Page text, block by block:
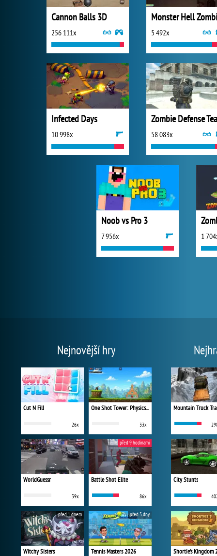
Cannon Balls 3D
256 111x 5 492x
Infected Days
10 998x
Zombie Defense
58 083x
Noob vs Pro 3
7 956x 1
Nejnovější hry
Cut N Fill
26x
One Shot Tower: Physics Destroyer
33x
WorldGuessr
39x
Battle Shot Elite
86x
před 9 hodinami
Witchy Sisters
před 1 dnem
Tennis Masters 2026
před 3 dny
Mountain Truck
City Stunts
Shortie's Kingdom